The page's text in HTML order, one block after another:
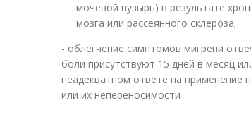
мочевой пузырь) в результате
мозга или рассеянного склероза;
- облегчение симптомов мигрени
боли присутствуют 15 дней в месяц
неадекватном ответе на применение
или их непереносимости